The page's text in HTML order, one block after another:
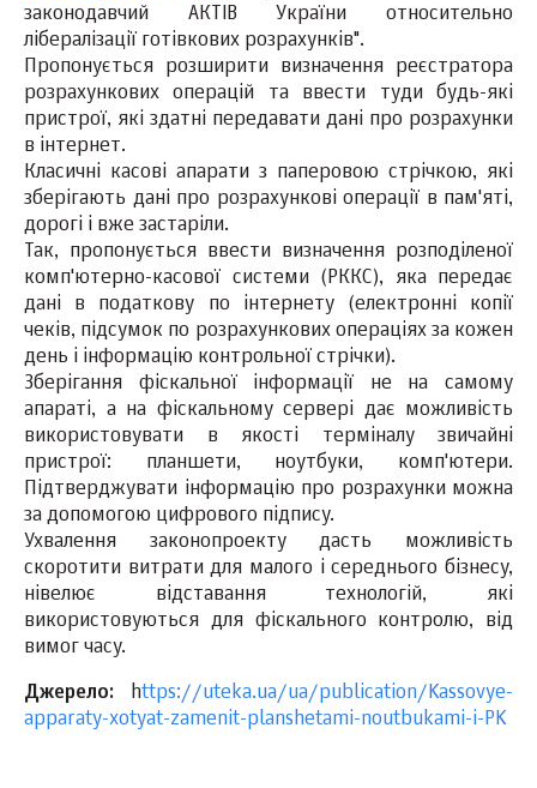
законодавчий АКТІВ України относительно
лібералізації готівкових розрахунків".
Пропонується розширити визначення реєстратора
розрахункових операцій та ввести туди будь-які
пристрої, які здатні передавати дані про розрахунки
в інтернет.
Класичні касові апарати з паперовою стрічкою, які
зберігають дані про розрахункові операції в пам'яті,
дорогі і вже застаріли.
Так, пропонується ввести визначення розподіленої
комп'ютерно-касової системи (РККС), яка передає
дані в податкову по інтернету (електронні копії
чеків, підсумок по розрахункових операціях за кожен
день і інформацію контрольної стрічки).
Зберігання фіскальної інформації не на самому
апараті, а на фіскальному сервері дає можливість
використовувати в якості терміналу звичайні
пристрої: планшети, ноутбуки, комп'ютери.
Підтверджувати інформацію про розрахунки можна
за допомогою цифрового підпису.
Ухвалення законопроекту дасть можливість
скоротити витрати для малого і середнього бізнесу,
нівелює відставання технологій, які
використовуються для фіскального контролю, від
вимог часу.
Джерело: https://uteka.ua/ua/publication/Kassovye-
apparaty-xotyat-zamenit-planshetami-noutbukami-i-PK